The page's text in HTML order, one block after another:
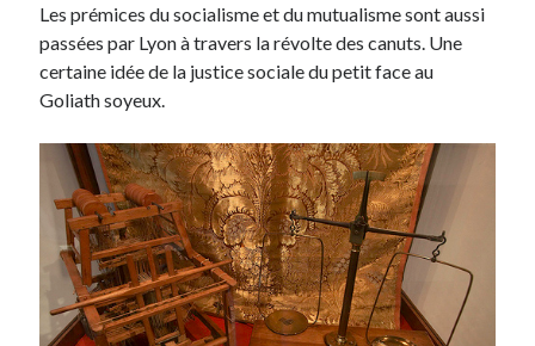
Les prémices du socialisme et du mutualisme sont aussi
passées par Lyon à travers la révolte des canuts. Une
certaine idée de la justice sociale du petit face au
Goliath soyeux.